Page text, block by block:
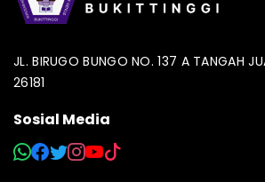
JL. BIRUGO BUNGO NO. 137 A TANGAH
26181
Sosial Media